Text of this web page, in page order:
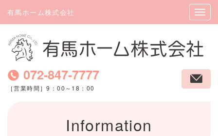
有馬ホーム株式会社
072-847-7777
［営業時間］9：00～18：00
Information